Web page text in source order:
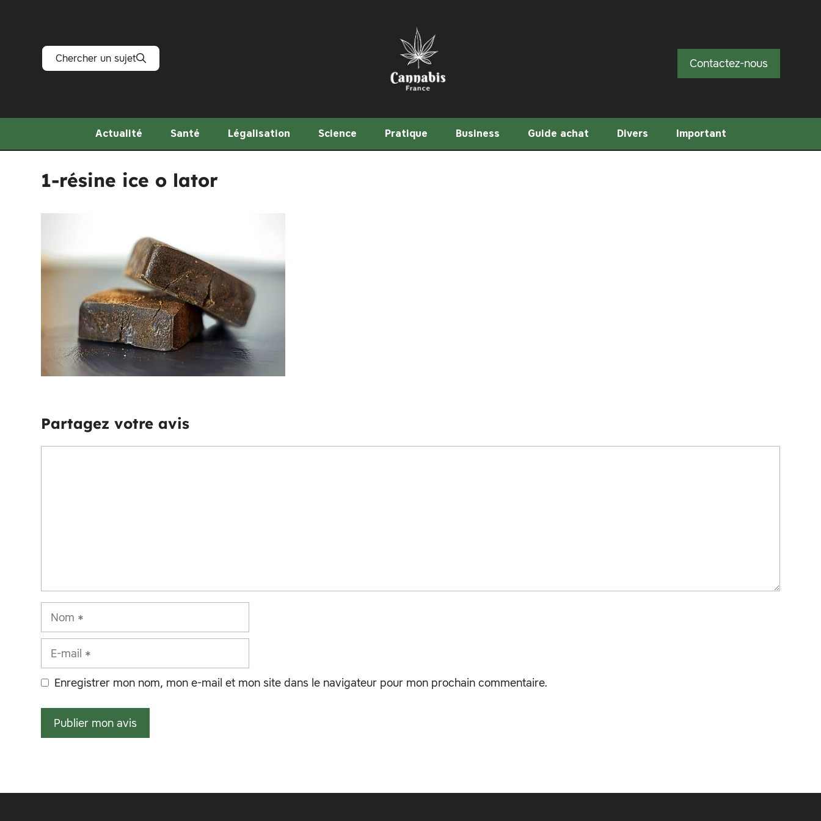
Chercher un sujet Contactez-nous
Actualité Santé Légalisation Science Pratique Business Guide achat Divers Important
1-résine ice o lator
Partagez votre avis
Nom
Enregistrer mon nom, mon e-mail et mon site dans le navigateur pour mon prochain commentaire.